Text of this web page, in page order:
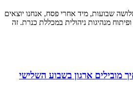
שבועות, מיד אחרי פסח, אנחנו יוצאים
מנהיגות ניהולית במכללת כנרת. זה
מובילים ארגון בשבוע השלישי